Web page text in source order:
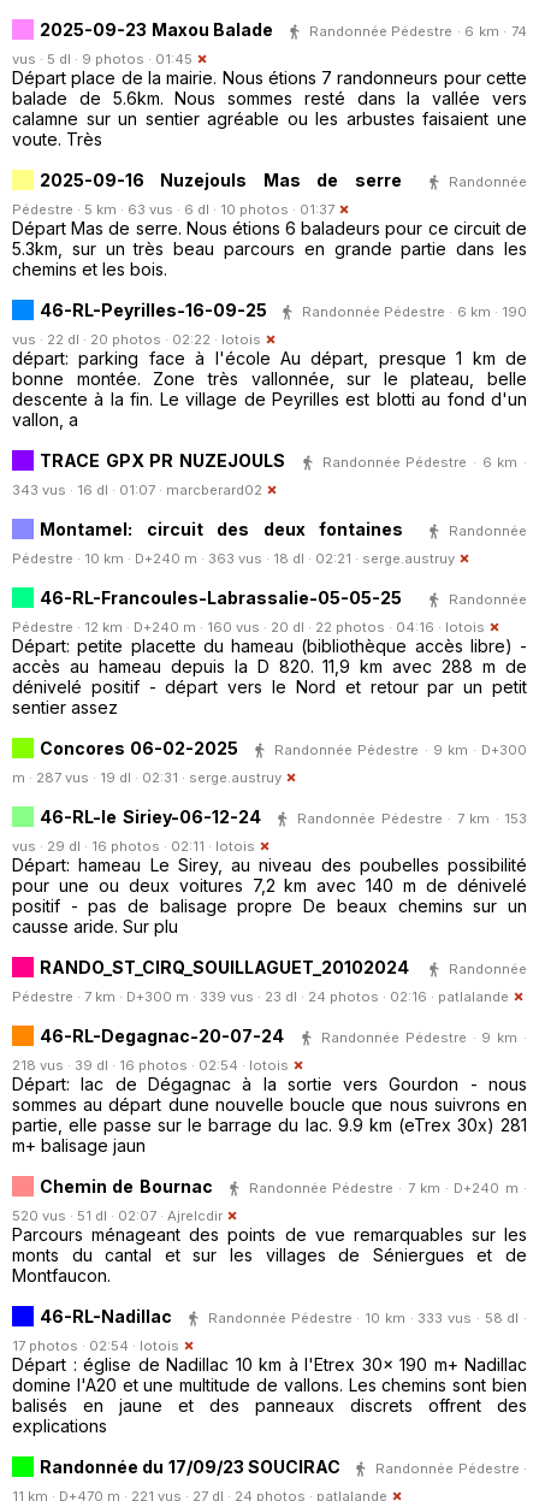
2025-09-23 Maxou Balade
Randonnée Pédestre · 6 km · 74
vus · 5 dl · 9 photos · 01:45
Départ place de la mairie. Nous étions 7 randonneurs pour cette
balade de 5.6km. Nous sommes resté dans la vallée vers
calamne sur un sentier agréable ou les arbustes faisaient une
voute. Très
2025-09-16 Nuzejouls Mas de serre
Randonnée
Pédestre · 5 km · 63 vus · 6 dl · 10 photos · 01:37
Départ Mas de serre. Nous étions 6 baladeurs pour ce circuit de
5.3km, sur un très beau parcours en grande partie dans les
chemins et les bois.
46-RL-Peyrilles-16-09-25
Randonnée Pédestre · 6 km · 190
vus · 22 dl · 20 photos · 02:22 · lotois
départ: parking face à l'école Au départ, presque 1 km de
bonne montée. Zone très vallonnée, sur le plateau, belle
descente à la fin. Le village de Peyrilles est blotti au fond d'un
vallon, a
TRACE GPX PR NUZEJOULS
Randonnée Pédestre · 6 km ·
343 vus · 16 dl · 01:07 · marcberard02
Montamel: circuit des deux fontaines
Randonnée
Pédestre · 10 km · D+240 m · 363 vus · 18 dl · 02:21 · serge.austruy
46-RL-Francoules-Labrassalie-05-05-25
Randonnée
Pédestre · 12 km · D+240 m · 160 vus · 20 dl · 22 photos · 04:16 · lotois
Départ: petite placette du hameau (bibliothèque accès libre) -
accès au hameau depuis la D 820. 11,9 km avec 288 m de
dénivelé positif - départ vers le Nord et retour par un petit
sentier assez
Concores 06-02-2025
Randonnée Pédestre · 9 km · D+300
m · 287 vus · 19 dl · 02:31 · serge.austruy
46-RL-le Siriey-06-12-24
Randonnée Pédestre · 7 km · 153
vus · 29 dl · 16 photos · 02:11 · lotois
Départ: hameau Le Sirey, au niveau des poubelles possibilité
pour une ou deux voitures 7,2 km avec 140 m de dénivelé
positif - pas de balisage propre De beaux chemins sur un
causse aride. Sur plu
RANDO_ST_CIRQ_SOUILLAGUET_20102024
Randonnée
Pédestre · 7 km · D+300 m · 339 vus · 23 dl · 24 photos · 02:16 · patlalande
46-RL-Degagnac-20-07-24
Randonnée Pédestre · 9 km ·
218 vus · 39 dl · 16 photos · 02:54 · lotois
Départ: lac de Dégagnac à la sortie vers Gourdon - nous
sommes au départ dune nouvelle boucle que nous suivrons en
partie, elle passe sur le barrage du lac. 9.9 km (eTrex 30x) 281
m+ balisage jaun
Chemin de Bournac
Randonnée Pédestre · 7 km · D+240 m ·
520 vus · 51 dl · 02:07 · Ajrelcdir
Parcours ménageant des points de vue remarquables sur les
monts du cantal et sur les villages de Séniergues et de
Montfaucon.
46-RL-Nadillac
Randonnée Pédestre · 10 km · 333 vus · 58 dl ·
17 photos · 02:54 · lotois
Départ : église de Nadillac 10 km à l'Etrex 30x 190 m+ Nadillac
domine l'A20 et une multitude de vallons. Les chemins sont bien
balisés en jaune et des panneaux discrets offrent des
explications
Randonnée du 17/09/23 SOUCIRAC
Randonnée Pédestre ·
11 km · D+470 m · 221 vus · 27 dl · 24 photos · patlalande